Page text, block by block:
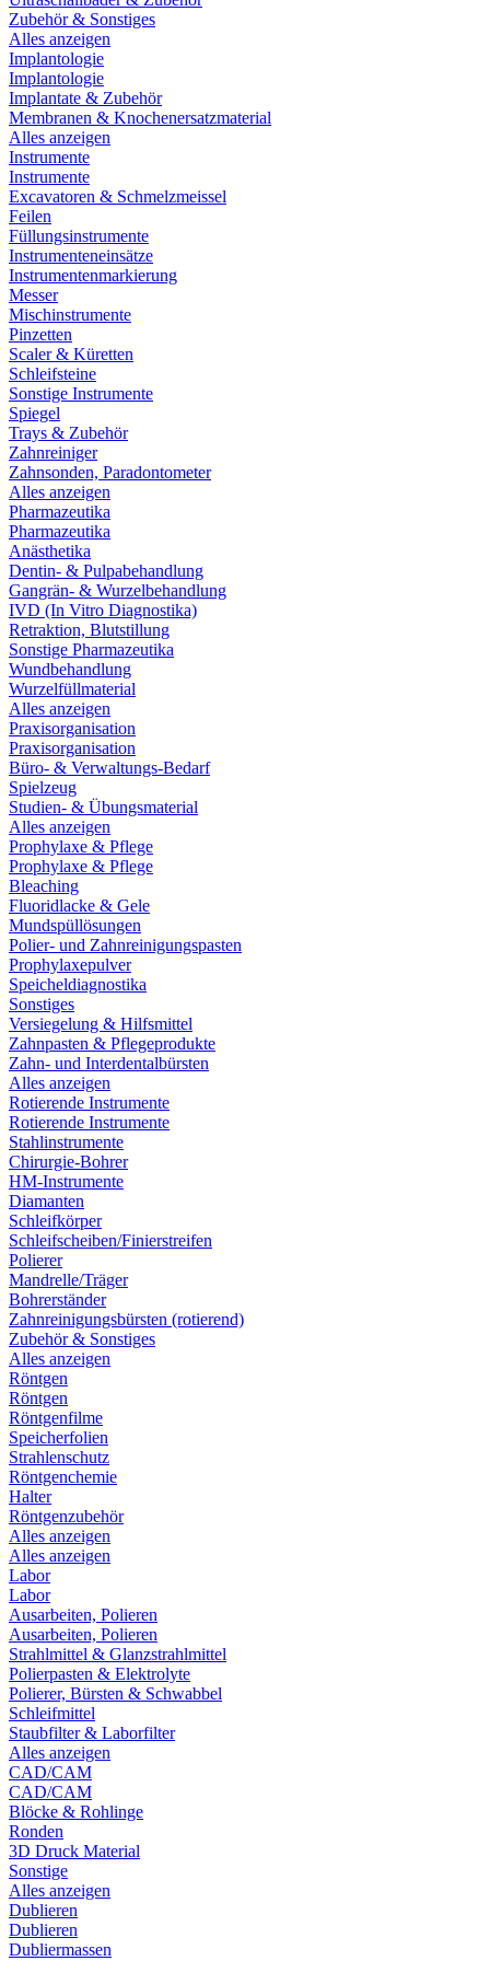
Zubehör & Sonstiges
Alles anzeigen
Implantologie
Implantologie
Implantate & Zubehör
Membranen & Knochenersatzmaterial
Alles anzeigen
Instrumente
Instrumente
Excavatoren & Schmelzmeissel
Feilen
Füllungsinstrumente
Instrumenteneinsätze
Instrumentenmarkierung
Messer
Mischinstrumente
Pinzetten
Scaler & Küretten
Schleifsteine
Sonstige Instrumente
Spiegel
Trays & Zubehör
Zahnreiniger
Zahnsonden, Paradontometer
Alles anzeigen
Pharmazeutika
Pharmazeutika
Anästhetika
Dentin- & Pulpabehandlung
Gangrän- & Wurzelbehandlung
IVD (In Vitro Diagnostika)
Retraktion, Blutstillung
Sonstige Pharmazeutika
Wundbehandlung
Wurzelfüllmaterial
Alles anzeigen
Praxisorganisation
Praxisorganisation
Büro- & Verwaltungs-Bedarf
Spielzeug
Studien- & Übungsmaterial
Alles anzeigen
Prophylaxe & Pflege
Prophylaxe & Pflege
Bleaching
Fluoridlacke & Gele
Mundspüllösungen
Polier- und Zahnreinigungspasten
Prophylaxepulver
Speicheldiagnostika
Sonstiges
Versiegelung & Hilfsmittel
Zahnpasten & Pflegeprodukte
Zahn- und Interdentalbürsten
Alles anzeigen
Rotierende Instrumente
Rotierende Instrumente
Stahlinstrumente
Chirurgie-Bohrer
HM-Instrumente
Diamanten
Schleifkörper
Schleifscheiben/Finierstreifen
Polierer
Mandrelle/Träger
Bohrerständer
Zahnreinigungsbürsten (rotierend)
Zubehör & Sonstiges
Alles anzeigen
Röntgen
Röntgen
Röntgenfilme
Speicherfolien
Strahlenschutz
Röntgenchemie
Halter
Röntgenzubehör
Alles anzeigen
Alles anzeigen
Labor
Labor
Ausarbeiten, Polieren
Ausarbeiten, Polieren
Strahlmittel & Glanzstrahlmittel
Polierpasten & Elektrolyte
Polierer, Bürsten & Schwabbel
Schleifmittel
Staubfilter & Laborfilter
Alles anzeigen
CAD/CAM
CAD/CAM
Blöcke & Rohlinge
Ronden
3D Druck Material
Sonstige
Alles anzeigen
Dublieren
Dublieren
Dubliermassen